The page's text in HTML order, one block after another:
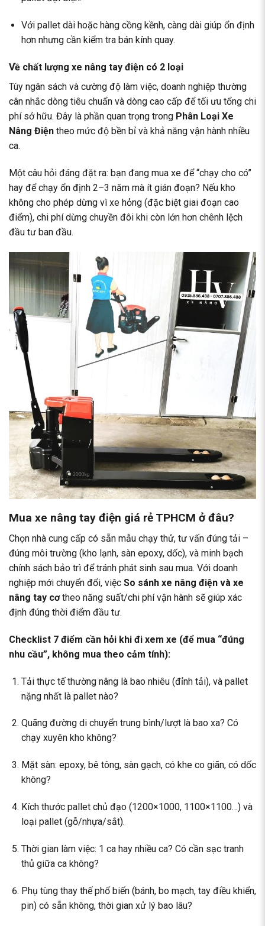
Với pallet dài hoặc hàng cồng kềnh, càng dài giúp ổn định
hơn nhưng cần kiểm tra bán kính quay.
Về chất lượng xe nâng tay điện có 2 loại
Tùy ngân sách và cường độ làm việc, doanh nghiệp thường
cân nhắc dòng tiêu chuẩn và dòng cao cấp để tối ưu tổng chi
phí sở hữu. Đây là phần quan trọng trong Phân Loại Xe
Nâng Điện theo mức độ bền bỉ và khả năng vận hành nhiều
ca.
Một câu hỏi đáng đặt ra: bạn đang mua xe để “chạy cho có”
hay để chạy ổn định 2–3 năm mà ít gián đoạn? Nếu kho
không cho phép dừng vì xe hỏng (đặc biệt giai đoạn cao
điểm), chi phí dừng chuyền đôi khi còn lớn hơn chênh lệch
đầu tư ban đầu.
Mua xe nâng tay điện giá rẻ TPHCM ở đâu?
Chọn nhà cung cấp có sẵn mẫu chạy thử, tư vấn đúng tải –
đúng môi trường (kho lạnh, sàn epoxy, dốc), và minh bạch
chính sách bảo trì để tránh phát sinh sau mua. Với doanh
nghiệp mới chuyển đổi, việc So sánh xe nâng điện và xe
nâng tay cơtheo năng suất/chi phí vận hành sẽ giúp xác
định đúng thời điểm đầu tư.
Checklist 7 điểm cần hỏi khi đi xem xe (để mua “đúng
nhu cầu”, không mua theo cảm tính):
Tải thực tế thường nâng là bao nhiêu (đỉnh tải), và pallet
nặng nhất là pallet nào?
Quãng đường di chuyển trung bình/lượt là bao xa? Có
chạy xuyên kho không?
Mặt sàn: epoxy, bê tông, sàn gạch, có khe co giãn, có dốc
không?
Kích thước pallet chủ đạo (1200×1000, 1100×1100…) và
loại pallet (gỗ/nhựa/sắt).
Thời gian làm việc: 1 ca hay nhiều ca? Có cần sạc tranh
thủ giữa ca không?
Phụ tùng thay thế phổ biến (bánh, bo mạch, tay điều khiển,
pin) có sẵn không, thời gian xử lý bao lâu?